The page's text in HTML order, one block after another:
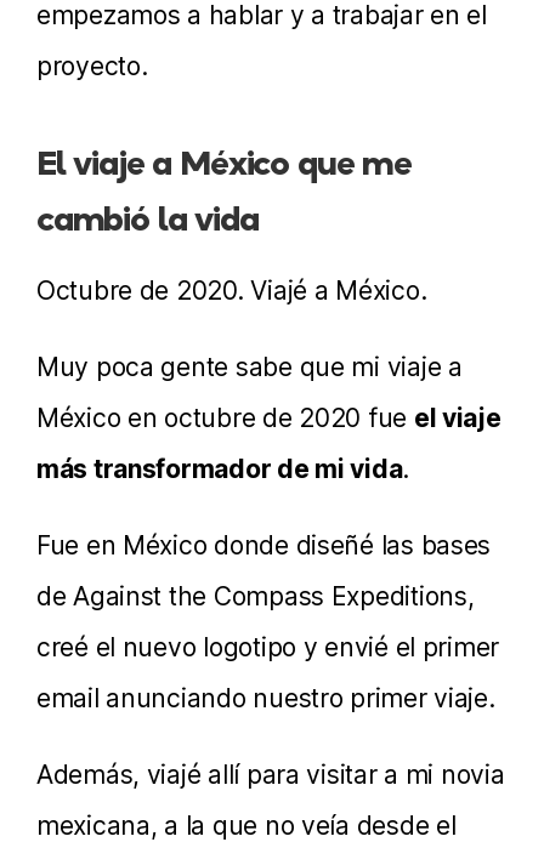
empezamos a hablar y a trabajar en el
proyecto.
El viaje a México que me
cambió la vida
Octubre de 2020. Viajé a México.
Muy poca gente sabe que mi viaje a
México en octubre de 2020 fue el viaje
más transformador de mi vida.
Fue en México donde diseñé las bases
de Against the Compass Expeditions,
creé el nuevo logotipo y envié el primer
email anunciando nuestro primer viaje.
Además, viajé allí para visitar a mi novia
mexicana, a la que no veía desde el